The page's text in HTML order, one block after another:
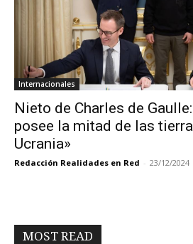
Internacionales
Nieto de Charles de
posee la mitad de las
Ucrania»
Redacción Realidades en Red - 23/12/2024
MOST READ